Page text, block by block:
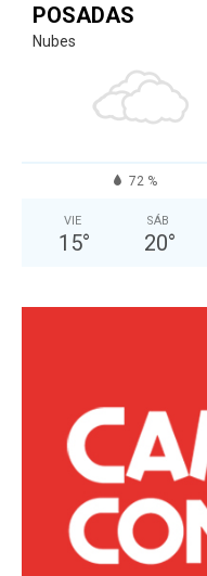
POSADAS
Nubes
72 %
VIE
15°
SÁB
20°